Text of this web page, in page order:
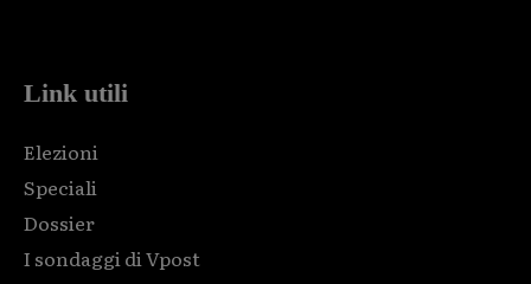
Link utili
Elezioni
Speciali
Dossier
I sondaggi di Vpost